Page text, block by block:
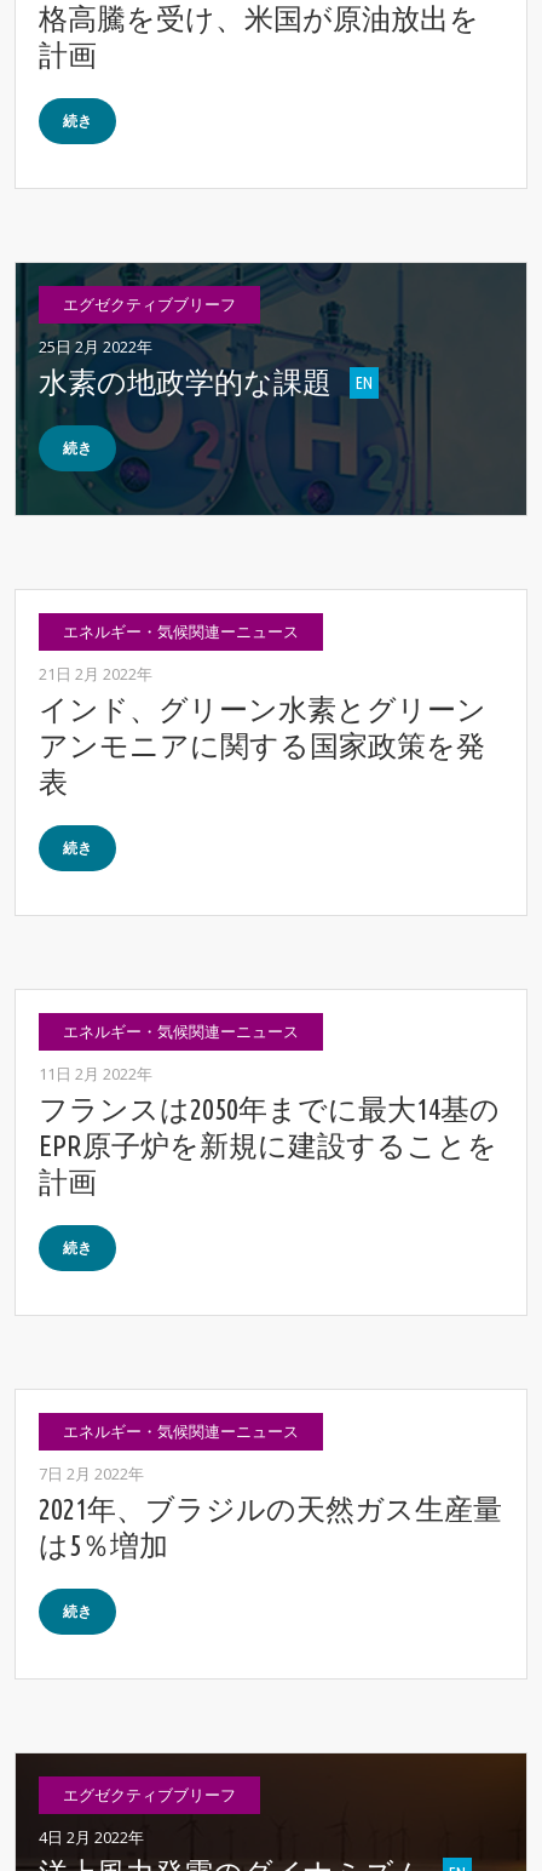
格高騰を受け、米国が原油放出を
計画
続き
エグゼクティブブリーフ
25日 2月 2022年
水素の地政学的な課題
続き
エネルギー・気候関連ーニュース
21日 2月 2022年
インド、グリーン水素とグリーン
アンモニアに関する国家政策を発
表
続き
エネルギー・気候関連ーニュース
11日 2月 2022年
フランスは2050年までに最大14基の
EPR原子炉を新規に建設することを
計画
続き
エネルギー・気候関連ーニュース
7日 2月 2022年
2021年、ブラジルの天然ガス生産量
は5％増加
続き
エグゼクティブブリーフ
4日 2月 2022年